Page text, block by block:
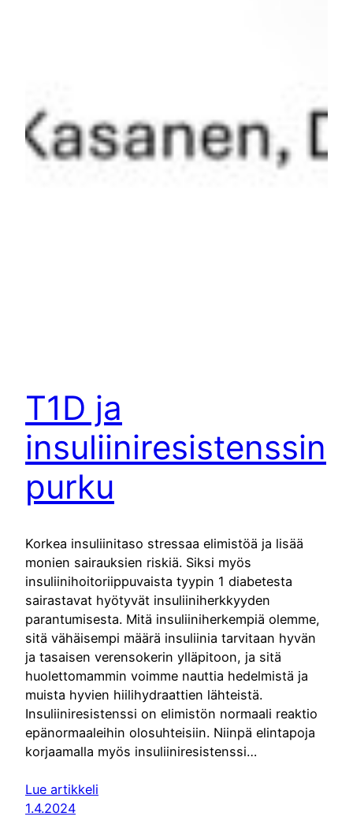
T1D ja
insuliiniresistenssin
purku
Korkea insuliinitaso stressaa elimistöä ja lisää
monien sairauksien riskiä. Siksi myös
insuliinihoitoriippuvaista tyypin 1 diabetesta
sairastavat hyötyvät insuliiniherkkyyden
parantumisesta. Mitä insuliiniherkempiä olemme,
sitä vähäisempi määrä insuliinia tarvitaan hyvän
ja tasaisen verensokerin ylläpitoon, ja sitä
huolettomammin voimme nauttia hedelmistä ja
muista hyvien hiilihydraattien lähteistä.
Insuliiniresistenssi on elimistön normaali reaktio
epänormaaleihin olosuhteisiin. Niinpä elintapoja
korjaamalla myös insuliiniresistenssi…
Lue artikkeli
1.4.2024